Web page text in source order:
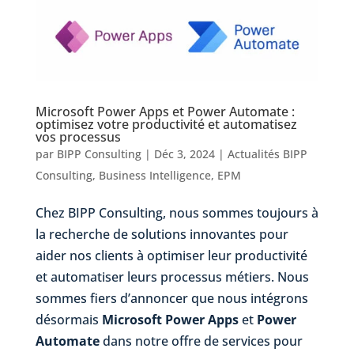
Microsoft Power Apps et Power Automate :
optimisez votre productivité et automatisez
vos processus
par BIPP Consulting| Déc 3, 2024| Actualités BIPP
Consulting, Business Intelligence, EPM
Chez BIPP Consulting, nous sommes toujours à
la recherche de solutions innovantes pour
aider nos clients à optimiser leur productivité
et automatiser leurs processus métiers. Nous
sommes fiers d’annoncer que nous intégrons
désormais Microsoft Power Appset Power
Automatedans notre offre de services pour